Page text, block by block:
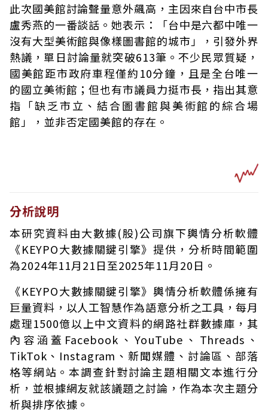
此次國美館討論聲量意外飆高，主因來自台中市長
盧秀燕的一番談話。她表示：「台中是六都中唯一
沒有大型美術館與像樣圖書館的城市」，引發外界
熱議，單日討論量就突破613筆。不少民眾質疑，
國美館距市政府車程僅約10分鐘，且是全台唯一
的國立美術館；但也有市議員力挺市長，指出其意
指「缺乏市立、結合圖書館與美術館的綜合場
館」，並非否定國美館的存在。
分析說明
本研究資料由大數據(股)公司旗下輿情分析軟體
《KEYPO大數據關鍵引擎》提供，分析時間範圍
為2024年11月21日至2025年11月20日。
《KEYPO大數據關鍵引擎》輿情分析軟體係擁有
巨量資料，以人工智慧作為語意分析之工具，每月
處理1500億以上中文資料的網路社群數據庫，其
內容涵蓋Facebook、YouTube、Threads、
TikTok、Instagram、新聞媒體、討論區、部落
格等網站。本調查針對討論主題相關文本進行分
析，並根據網友就該議題之討論，作為本次主題分
析與排序依據。